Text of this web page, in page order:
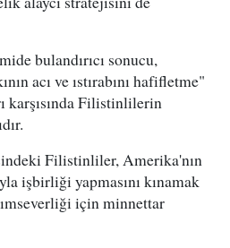
bulandırıcı sonucu,
acı ve ıstırabını hafifletme"
karşısında Filistinlilerin
Filistinliler, Amerika'nın
işbirliği yapmasını kınamak
için minnettar